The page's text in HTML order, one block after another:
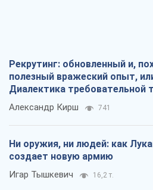
Рекрутинг: обновленный и,
полезный вражеский опыт,
Диалектика требовательной
Александр Кирш 741
Ни оружия, ни людей: как
создает новую армию
Игар Тышкевич 16,2 т.